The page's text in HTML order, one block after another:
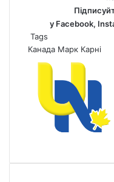
у Facebook,
Tags
Канада Марк Карні